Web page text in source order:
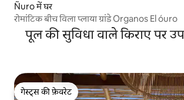
Ñuro में घर
रोमांटिक बीच विला प्लाया ग्रांडे Organos El óuro
पूल की सुविधा वाले किराए पर
गेस्ट्स की फ़ेवरेट